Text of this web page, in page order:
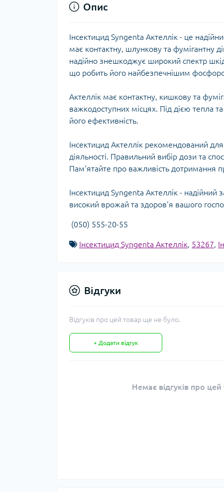
Опис
Інсектицид Syngenta Актеллік - це
має контактну, шлункову та фумігантну
надійно знешкоджує широкий спектр
що робить його найбезпечнішим
Актеллік має контактну, кишкову та
важкодоступних місцях. Під дією тепла
його ефективність.
Інсектицид Актеллік рекомендований
діяльності. Правильний вибір дози та
Пам'ятайте про важливість дотримання
Інсектицид Syngenta Актеллік - надійний
високий врожай та здоров'я вашого
(050) 555-20-55
Інсектицид Syngenta Актеллік, 53267,
Відгуки
Відгуків про цей товар ще не було.
+ Додати відгук
Немає відгуків про